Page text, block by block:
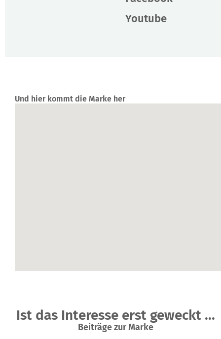
Youtube
Und hier kommt die Marke her
Ist das Interesse erst geweckt ...
Beiträge zur Marke